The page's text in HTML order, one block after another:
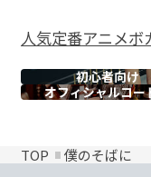
人気定番アニメボ
初心者向け
オフィシャルコー
TOP 僕のそばに